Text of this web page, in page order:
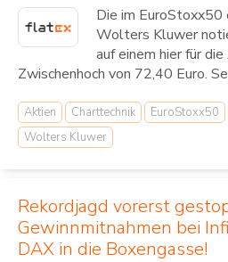
Die im
Wolters Kluwer
auf einem hier für
Zwischenhoch von 72,40 Euro.
Aktien Charttechnik EuroStoxx50
Wolters Kluwer
Rekordjagd vorerst
Gewinnmitnahmen bei
DAX in die Boxengasse!